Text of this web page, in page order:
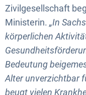
Zivilgesellschaft
Ministerin. „In
körperlichen
Bedeutung
Alter unverzichtbar
beugt vielen